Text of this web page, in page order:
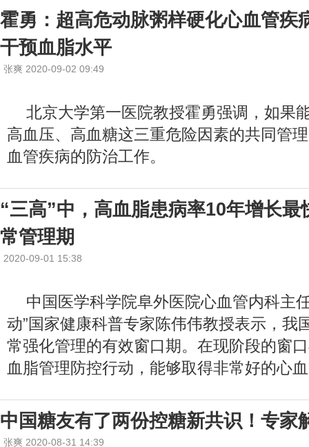
霍勇：超高危动脉粥样硬化心血管疾
干预血脂水平
张爽 2020-09-02 09:49
北京大学第一医院教授霍勇强调，如果
高血压、高血糖这三重危险因素的共同管
血管疾病的防治工作。
“三高”中，高血脂患病率10年增长最
常管理期
2020-09-01 15:38
中国医学科学院阜外医院心血管内科主
动”国家健康科普专家陈伟伟教授表示，我
常强化管理的有效窗口期。在现阶段的窗
血脂管理防控行动，能够取得非常好的心
中国糖友有了两份控糖新共识！专家
张爽 2020-08-31 14:39